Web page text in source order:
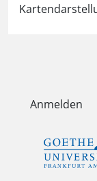
Anmelden